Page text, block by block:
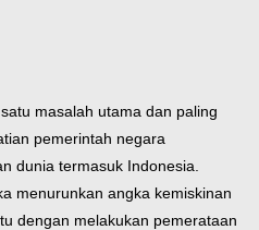
masalah utama dan paling
pemerintah negara
dunia termasuk Indonesia.
menurunkan angka kemiskinan
dengan melakukan pemerataan